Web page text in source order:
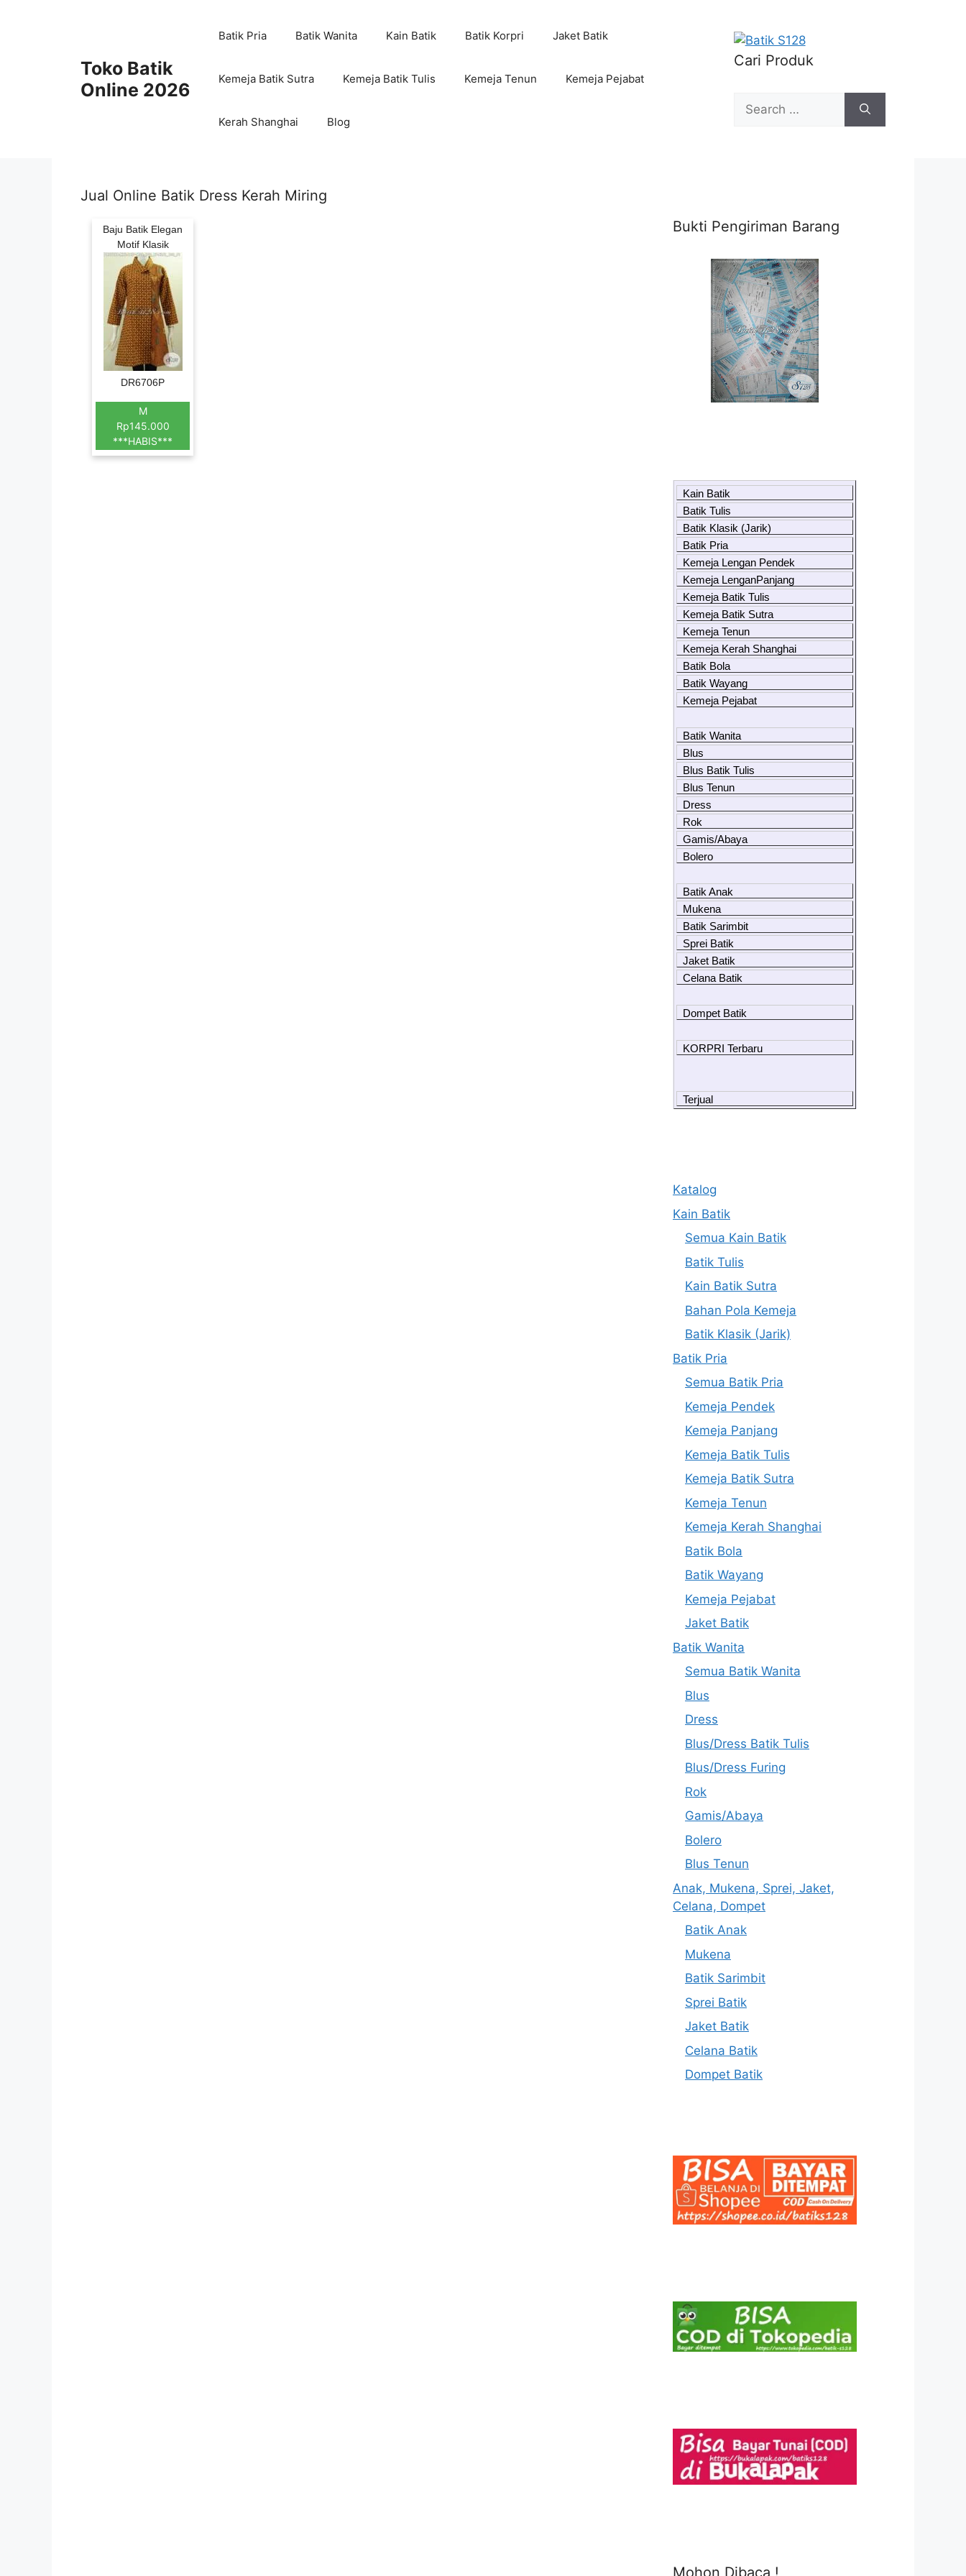
Toko Batik
Online 2026
Batik Pria Batik Wanita Kain Batik Batik Korpri Jaket Batik
Kemeja Batik Sutra Kemeja Batik Tulis Kemeja Tenun Kemeja Pejabat
Kerah Shanghai Blog
Cari Produk
Search
for:
Jual Online Batik Dress Kerah Miring
Baju Batik Elegan
Motif Klasik
DR6706P
M
Rp145.000
***HABIS***
Bukti Pengiriman Barang
Kain Batik
Batik Tulis
Batik Klasik (Jarik)
Batik Pria
Kemeja Lengan Pendek
Kemeja LenganPanjang
Kemeja Batik Tulis
Kemeja Batik Sutra
Kemeja Tenun
Kemeja Kerah Shanghai
Batik Bola
Batik Wayang
Kemeja Pejabat
Batik Wanita
Blus
Blus Batik Tulis
Blus Tenun
Dress
Rok
Gamis/Abaya
Bolero
Batik Anak
Mukena
Batik Sarimbit
Sprei Batik
Jaket Batik
Celana Batik
Dompet Batik
KORPRI Terbaru
Terjual
Katalog
Kain Batik
Semua Kain Batik
Batik Tulis
Kain Batik Sutra
Bahan Pola Kemeja
Batik Klasik (Jarik)
Batik Pria
Semua Batik Pria
Kemeja Pendek
Kemeja Panjang
Kemeja Batik Tulis
Kemeja Batik Sutra
Kemeja Tenun
Kemeja Kerah Shanghai
Batik Bola
Batik Wayang
Kemeja Pejabat
Jaket Batik
Batik Wanita
Semua Batik Wanita
Blus
Dress
Blus/Dress Batik Tulis
Blus/Dress Furing
Rok
Gamis/Abaya
Bolero
Blus Tenun
Anak, Mukena, Sprei, Jaket,
Celana, Dompet
Batik Anak
Mukena
Batik Sarimbit
Sprei Batik
Jaket Batik
Celana Batik
Dompet Batik
Mohon Dibaca !